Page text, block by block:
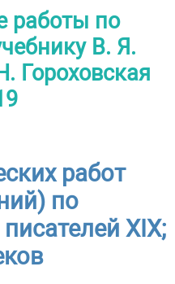
работы по
В. Я.
Гороховская
работ
по
XIX;